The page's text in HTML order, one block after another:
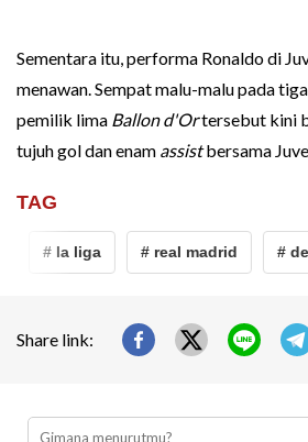
Sementara itu, performa Ronaldo di
menawan. Sempat malu-malu pada
pemilik lima Ballon d'Ortersebut kini
tujuh gol dan enam assistbersama
TAG
# la liga # real madrid #
Share link: